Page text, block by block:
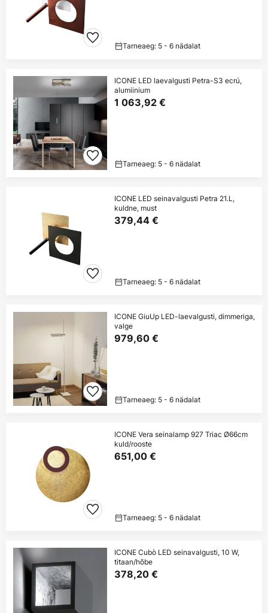
Tarneaeg: 5 - 6 nädalat
ICONE LED laevalgusti Petra-S3 ecrú,
alumiinium
1 063,92 €
Tarneaeg: 5 - 6 nädalat
ICONE LED seinavalgusti Petra 21.L,
kuldne, must
379,44 €
Tarneaeg: 5 - 6 nädalat
ICONE GiuUp LED-laevalgusti, dimmeriga,
valge
979,60 €
Tarneaeg: 5 - 6 nädalat
ICONE Vera seinalamp 927 Triac Ø66cm
kuld/rooste
651,00 €
Tarneaeg: 5 - 6 nädalat
ICONE Cubò LED seinavalgusti, 10 W,
titaan/hõbe
378,20 €